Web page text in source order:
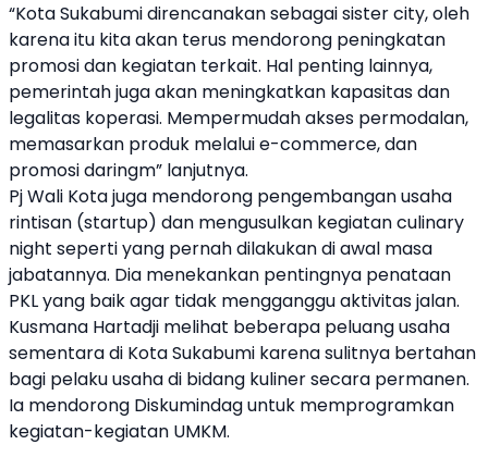
“Kota Sukabumi direncanakan sebagai sister city, oleh
karena itu kita akan terus mendorong peningkatan
promosi dan kegiatan terkait. Hal penting lainnya,
pemerintah juga akan meningkatkan kapasitas dan
legalitas koperasi. Mempermudah akses permodalan,
memasarkan produk melalui e-commerce, dan
promosi daringm” lanjutnya.
Pj Wali Kota juga mendorong pengembangan usaha
rintisan (startup) dan mengusulkan kegiatan culinary
night seperti yang pernah dilakukan di awal masa
jabatannya. Dia menekankan pentingnya penataan
PKL yang baik agar tidak mengganggu aktivitas jalan.
Kusmana Hartadji melihat beberapa peluang usaha
sementara di Kota Sukabumi karena sulitnya bertahan
bagi pelaku usaha di bidang kuliner secara permanen.
Ia mendorong Diskumindag untuk memprogramkan
kegiatan-kegiatan UMKM.